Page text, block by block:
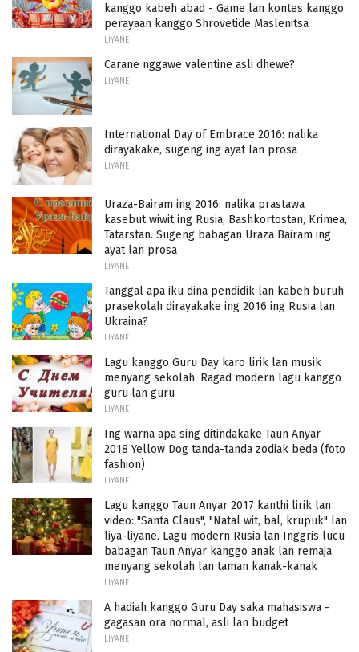
kanggo kabeh abad - Game lan kontes kanggo
perayaan kanggo Shrovetide Maslenitsa
LIYANE
Carane nggawe valentine asli dhewe?
LIYANE
International Day of Embrace 2016: nalika
dirayakake, sugeng ing ayat lan prosa
LIYANE
Uraza-Bairam ing 2016: nalika prastawa
kasebut wiwit ing Rusia, Bashkortostan, Krimea,
Tatarstan. Sugeng babagan Uraza Bairam ing
ayat lan prosa
LIYANE
Tanggal apa iku dina pendidik lan kabeh buruh
prasekolah dirayakake ing 2016 ing Rusia lan
Ukraina?
LIYANE
Lagu kanggo Guru Day karo lirik lan musik
menyang sekolah. Ragad modern lagu kanggo
guru lan guru
LIYANE
Ing warna apa sing ditindakake Taun Anyar
2018 Yellow Dog tanda-tanda zodiak beda (foto
fashion)
LIYANE
Lagu kanggo Taun Anyar 2017 kanthi lirik lan
video: "Santa Claus", "Natal wit, bal, krupuk" lan
liya-liyane. Lagu modern Rusia lan Inggris lucu
babagan Taun Anyar kanggo anak lan remaja
menyang sekolah lan taman kanak-kanak
LIYANE
A hadiah kanggo Guru Day saka mahasiswa -
gagasan ora normal, asli lan budget
LIYANE